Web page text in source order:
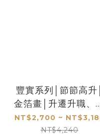
豐實系列│節節高升│
金箔畫│升遷升職、開
市開業禮│客製化禮
NT$2,700 ~
NT$4,240